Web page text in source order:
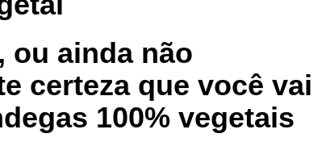
ou ainda não
certeza que você vai
100% vegetais